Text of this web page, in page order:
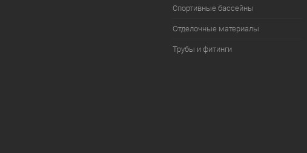
Спортивные бассейны
Отделочные материалы
Трубы и фитинги